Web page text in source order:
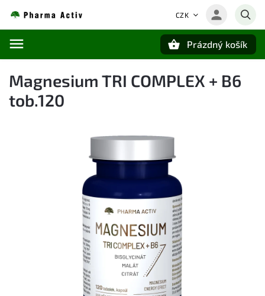
CZK
Prázdný košík
Magnesium TRI COMPLEX + B6
tob.120